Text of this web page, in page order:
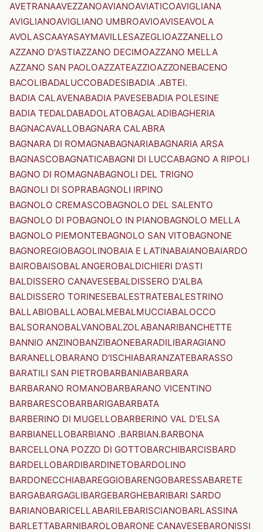
AVETRANAAVEZZANOAVIANOAVIATICOAVIGLIANA
AVIGLIANOAVIGLIANO UMBROAVIOAVISEAVOLA
AVOLASCAAYASAYMAVILLESAZEGLIOAZZANELLO
AZZANO D'ASTIAZZANO DECIMOAZZANO MELLA
AZZANO SAN PAOLOAZZATEAZZIOAZZONEBACENO
BACOLIBADALUCCOBADESIBADIA .ABTEI.
BADIA CALAVENABADIA PAVESEBADIA POLESINE
BADIA TEDALDABADOLATOBAGALADIBAGHERIA
BAGNACAVALLOBAGNARA CALABRA
BAGNARA DI ROMAGNABAGNARIABAGNARIA ARSA
BAGNASCOBAGNATICABAGNI DI LUCCABAGNO A RIPOLI
BAGNO DI ROMAGNABAGNOLI DEL TRIGNO
BAGNOLI DI SOPRABAGNOLI IRPINO
BAGNOLO CREMASCOBAGNOLO DEL SALENTO
BAGNOLO DI POBAGNOLO IN PIANOBAGNOLO MELLA
BAGNOLO PIEMONTEBAGNOLO SAN VITOBAGNONE
BAGNOREGIOBAGOLINOBAIA E LATINABAIANOBAIARDO
BAIROBAISOBALANGEROBALDICHIERI D'ASTI
BALDISSERO CANAVESEBALDISSERO D'ALBA
BALDISSERO TORINESEBALESTRATEBALESTRINO
BALLABIOBALLAOBALMEBALMUCCIABALOCCO
BALSORANOBALVANOBALZOLABANARIBANCHETTE
BANNIO ANZINOBANZIBAONEBARADILIBARAGIANO
BARANELLOBARANO D'ISCHIABARANZATEBARASSO
BARATILI SAN PIETROBARBANIABARBARA
BARBARANO ROMANOBARBARANO VICENTINO
BARBARESCOBARBARIGABARBATA
BARBERINO DI MUGELLOBARBERINO VAL D'ELSA
BARBIANELLOBARBIANO .BARBIAN.BARBONA
BARCELLONA POZZO DI GOTTOBARCHIBARCISBARD
BARDELLOBARDIBARDINETOBARDOLINO
BARDONECCHIABAREGGIOBARENGOBARESSABARETE
BARGABARGAGLIBARGEBARGHEBARIBARI SARDO
BARIANOBARICELLABARILEBARISCIANOBARLASSINA
BARLETTABARNIBAROLOBARONE CANAVESEBARONISSI